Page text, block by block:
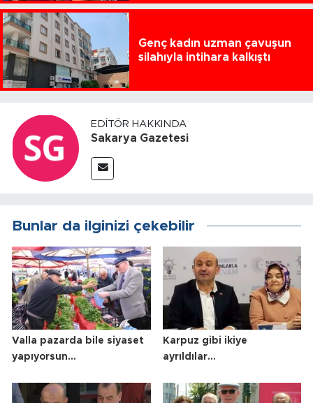
Genç kadın uzman çavuşun
silahıyla intihara kalkıştı
EDITÖR HAKKINDA
Sakarya Gazetesi
Bunlar da ilginizi çekebilir
Valla pazarda bile siyaset
yapıyorsun…
Karpuz gibi ikiye
ayrıldılar…